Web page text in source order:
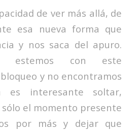
de ver más allá, de
esa nueva forma que
y nos saca del apuro.
estemos con este
y no encontramos
es interesante soltar,
el momento presente
por más y dejar que